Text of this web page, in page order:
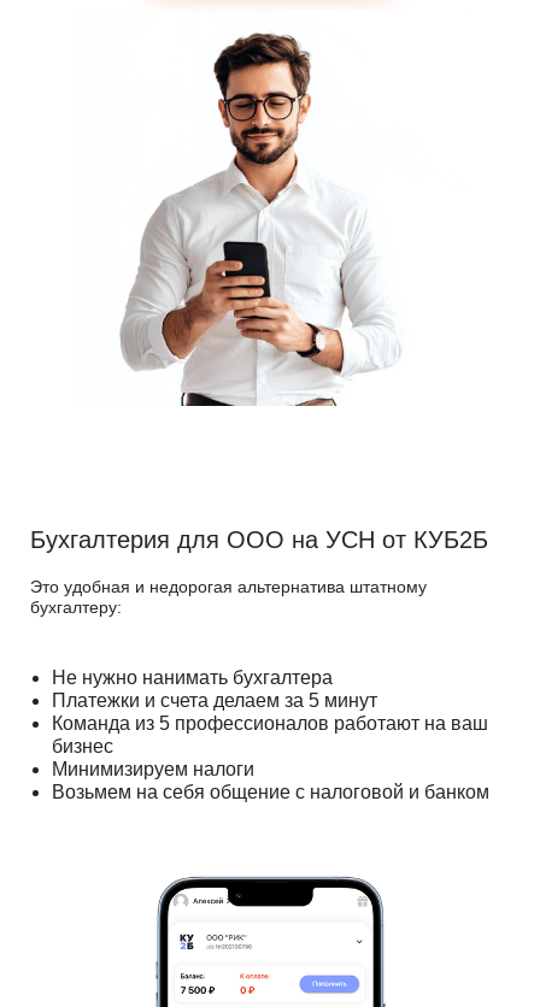
Бухгалтерия для ООО на УСН от КУБ2Б
Это удобная и недорогая альтернатива штатному
бухгалтеру:
Не нужно нанимать бухгалтера
Платежки и счета делаем за 5 минут
Команда из 5 профессионалов работают на ваш
бизнес
Минимизируем налоги
Возьмем на себя общение с налоговой и банком